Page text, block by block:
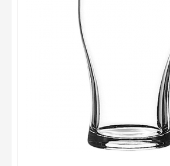
chosen
on
the
product
page